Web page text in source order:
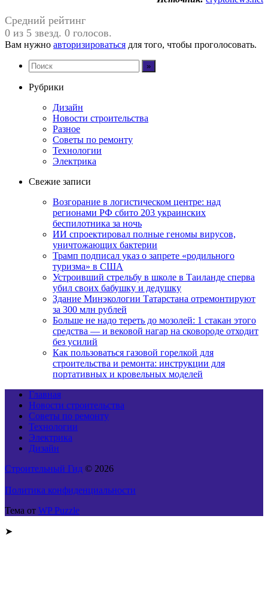
Средний рейтинг
0 из 5 звезд. 0 голосов.
Вам нужно авторизироваться для того, чтобы проголосовать.
Рубрики
Дизайн
Новости строительства
Разное
Советы по ремонту
Технологии
Электрика
Свежие записи
Возгорание в логистическом центре: над
регионами РФ сбито 203 украинских
беспилотника за ночь
ИИ спроектировал полные геномы вирусов,
уничтожающих бактерии
Трамп подписал указ о запрете «родильного
туризма» в США
Устроивший стрельбу в школе в Таиланде сперва
убил своих бабушку и дедушку
Здание Минэкологии Татарстана отремонтируют
за 300 млн рублей
Больше не надо тереть до мозолей: 1 стакан этого
средства — и вековой нагар на сковороде отходит
без усилий
Как пользоваться газовой горелкой для
строительства и ремонта: инструкции для
портативных и кровельных моделей
Главная
Новости строительства
Советы по ремонту
Технологии
Электрика
Дизайн
Строительный Гид © 2026
Политика конфиденциальности
Тема от WP Puzzle
➤